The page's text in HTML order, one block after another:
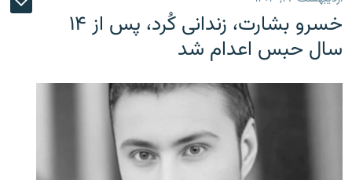
خسرو بشارت، زندانی کُرد، پس از ۱۴
سال حبس اعدام شد